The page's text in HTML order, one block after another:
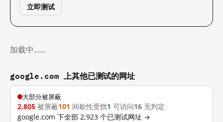
立即测试
加载中……
google.com 上其他已测试的网址
大部分被屏蔽
2,805 被屏蔽101 间歇性受扰1 可访问16 无判定
google.com 下全部 2,923 个已测试网址 →